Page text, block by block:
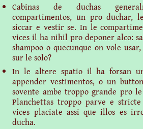
Cabinas de duchas
compartimentos, un pro duchar,
siccar e vestir se. In le
vices il ha nihil pro deponer alco:
shampoo o quecunque on vole
sur le solo?
In le altere spatio il ha forsan
appender vestimentos, o un
sovente ambe troppo grande pro
Planchettas troppo parve e
vices placiate assi que illos es
ducha.